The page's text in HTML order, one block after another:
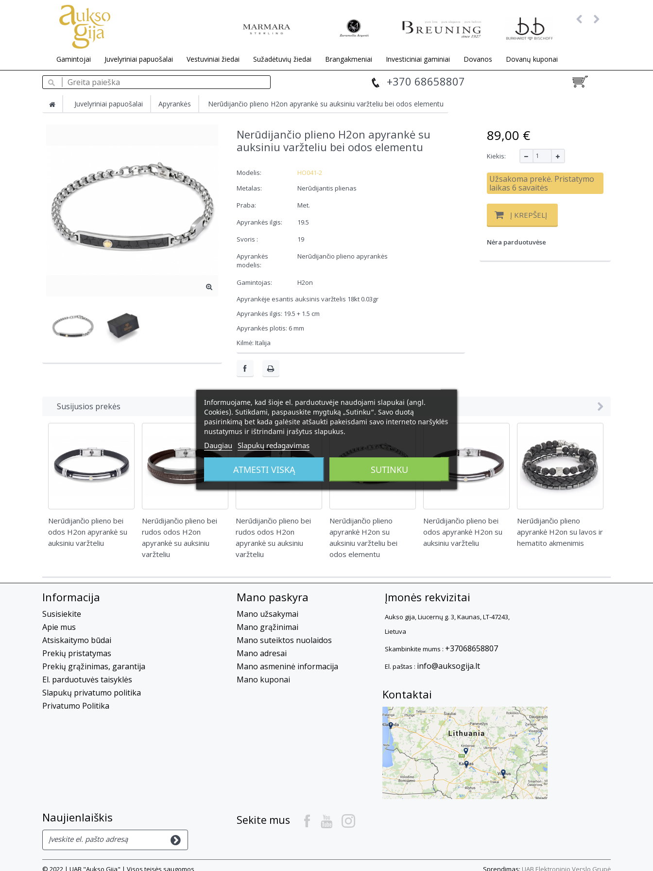
Gamintojai Juvelyriniai papuošalai Vestuviniai žiedai Sužadėtuvių žiedai Brangakmeniai Investiciniai gaminiai Dovanos Dovanų kuponai
+370 68658807
Juvelyriniai papuošalai Apyrankės Nerūdijančio plieno H2on apyrankė su auksiniu varžteliu bei odos elementu
Nerūdijančio plieno H2on apyrankė su
auksiniu varžteliu bei odos elementu
Modelis:
HO041-2
Metalas:
Nerūdijantis plienas
Praba:
Met.
Apyrankės ilgis:
19.5
Svoris :
19
Apyrankės
modelis:
Nerūdijančio plieno apyrankės
Gamintojas:
H2on
Apyrankėje esantis auksinis varžtelis 18kt 0.03gr
Apyrankės ilgis: 19.5 + 1.5 cm
Apyrankės plotis: 6 mm
Kilmė: Italija
89,00 €
Kiekis:
Užsakoma prekė. Pristatymo
laikas 6 savaitės
Į KREPŠELĮ
Nėra parduotuvėse
Susijusios prekės
Nerūdijančio plieno bei
odos H2on apyrankė su
auksiniu varžteliu
Nerūdijančio plieno bei
rudos odos H2on
apyrankė su auksiniu
varžteliu
Nerūdijančio plieno bei
rudos odos H2on
apyrankė su auksiniu
varžteliu
Nerūdijančio plieno
apyrankė H2on su
auksiniu varžteliu bei
odos elementu
Nerūdijančio plieno bei
odos apyrankė H2on su
auksiniu varžteliu
Nerūdijančio plieno
apyrankė H2on su lavos ir
hematito akmenimis
Informacija
Susisiekite
Apie mus
Atsiskaitymo būdai
Prekių pristatymas
Prekių grąžinimas, garantija
El. parduotuvės taisyklės
Slapukų privatumo politika
Privatumo Politika
© 2022 | UAB "Aukso Gija" | Visos teisės saugomos Sprendimas: UAB Elektroninio Verslo Grupė
Mano paskyra
Mano užsakymai
Mano grąžinimai
Mano suteiktos nuolaidos
Mano adresai
Mano asmeninė informacija
Mano kuponai
Įmonės rekvizitai
Aukso gija, Liucernų g. 3, Kaunas, LT-47243,
Lietuva
Skambinkite mums : +37068658807
El. paštas : info@auksogija.lt
Kontaktai
Naujienlaiškis Sekite mus
Informuojame, kad šioje el. parduotuvėje naudojami slapukai (angl.
Cookies). Sutikdami, paspauskite mygtuką „Sutinku“. Savo duotą
pasirinkimą bet kada galėsite atšaukti pakeisdami savo interneto naršyklės
nustatymus ir ištrindami įrašytus slapukus.
Daugiau Slapukų redagavimas
ATMESTI VISKĄ SUTINKU